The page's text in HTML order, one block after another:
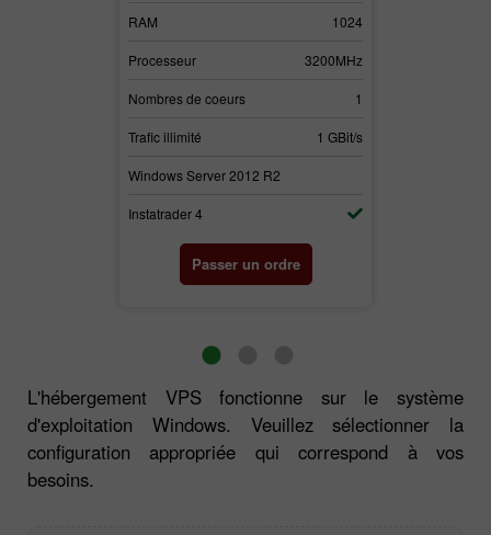
RAM 1024
Processeur 3200MHz
Nombres de coeurs 1
Trafic illimité 1 GBit/s
Windows Server 2012 R2
Instatrader 4
Passer un ordre
L'hébergement VPS fonctionne sur le système
d'exploitation Windows. Veuillez sélectionner la
configuration appropriée qui correspond à vos
besoins.